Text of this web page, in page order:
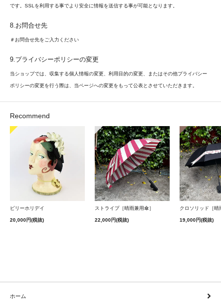
です。SSLを利用する事でより安全に情報を送信する事が可能となります。
8.お問合せ先
＃お問合せ先をご入力ください
9.プライバシーポリシーの変更
当ショップでは、収集する個人情報の変更、利用目的の変更、またはその他プライバシー
ポリシーの変更を行う際は、当ページへの変更をもって公表とさせていただきます。
Recommend
ビリーホリデイ
20,000円(税抜)
ストライプ［晴雨兼用傘］
22,000円(税抜)
クロソリッド［晴
19,000円(税抜)
ホーム